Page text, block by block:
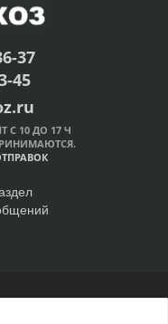
37
45
С 10 ДО 17 Ч
2011-2026